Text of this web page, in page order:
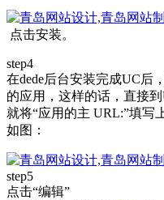
点击安装。
step4
在dede后台安装完成UC后
的应用，这样的话，直接
就将“应用的主 URL:”填写
如图：
step5
点击“编辑”